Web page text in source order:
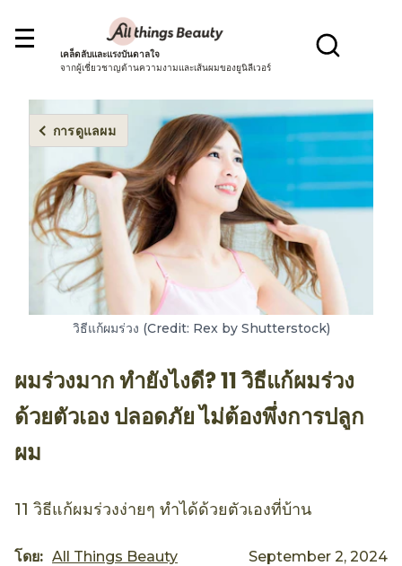
เคล็ดลับและแรงบันดาลใจ
จากผู้เชี่ยวชาญด้านความงามและเส้นผมของยูนิลีเวอร์
การดูแลผม
วิธีแก้ผมร่วง (Credit: Rex by Shutterstock)
ผมร่วงมาก ทำยังไงดี? 11 วิธีแก้ผมร่วง
ด้วยตัวเอง ปลอดภัย ไม่ต้องพึ่งการปลูก
ผม
11 วิธีแก้ผมร่วงง่ายๆ ทำได้ด้วยตัวเองที่บ้าน
โดย: All Things Beauty September 2, 2024